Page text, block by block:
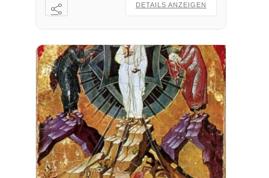
DETAILS ANZEIGEN